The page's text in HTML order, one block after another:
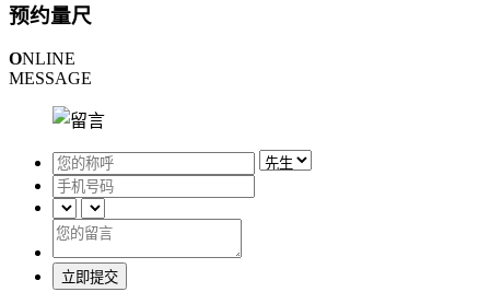
预约量尺
ONLINE
MESSAGE
立即提交